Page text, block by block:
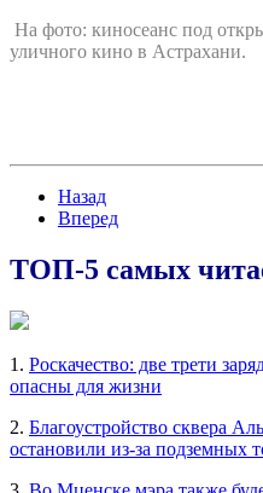
На фото: киносеанс под
уличного кино в Астрахани.
Назад
Вперед
ТОП-5 самых
1. Роскачество: две трети
опасны для жизни
2. Благоустройство сквера
остановили из-за подземных